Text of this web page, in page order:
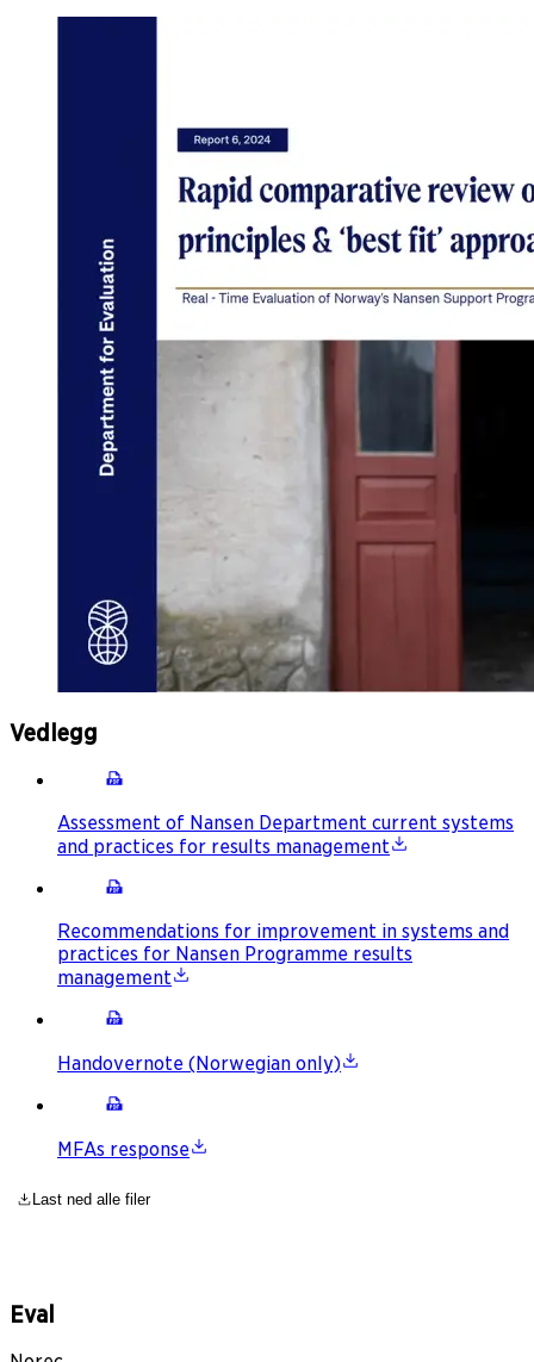
Vedlegg
Assessment of Nansen Department current systems
and practices for results management
Recommendations for improvement in systems and
practices for Nansen Programme results
management
Handovernote (Norwegian only)
MFAs response
Last ned alle filer
Eval